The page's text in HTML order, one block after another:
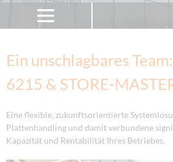
Ein unschlagbares
6215 & STORE-
Eine flexible, zukunftsorientierte
Plattenhandling und damit verbundene
Kapazität und Rentabilität Ihres Betriebes.